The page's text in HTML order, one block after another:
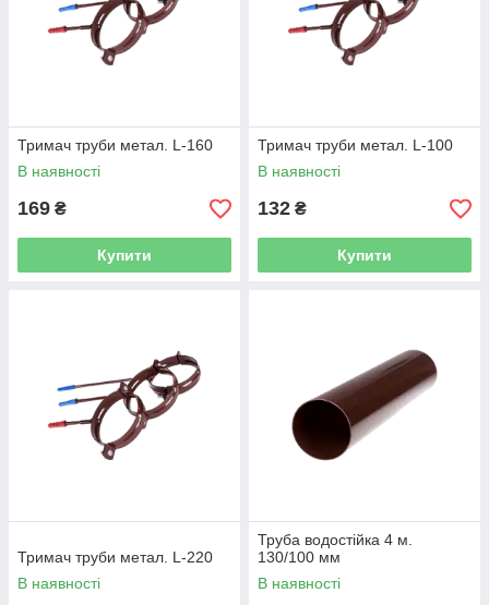
Тримач труби метал. L-160
В наявності
169 ₴
Купити
Тримач труби метал. L-100
В наявності
132 ₴
Купити
Тримач труби метал. L-220
В наявності
Труба водостійка 4 м.
130/100 мм
В наявності